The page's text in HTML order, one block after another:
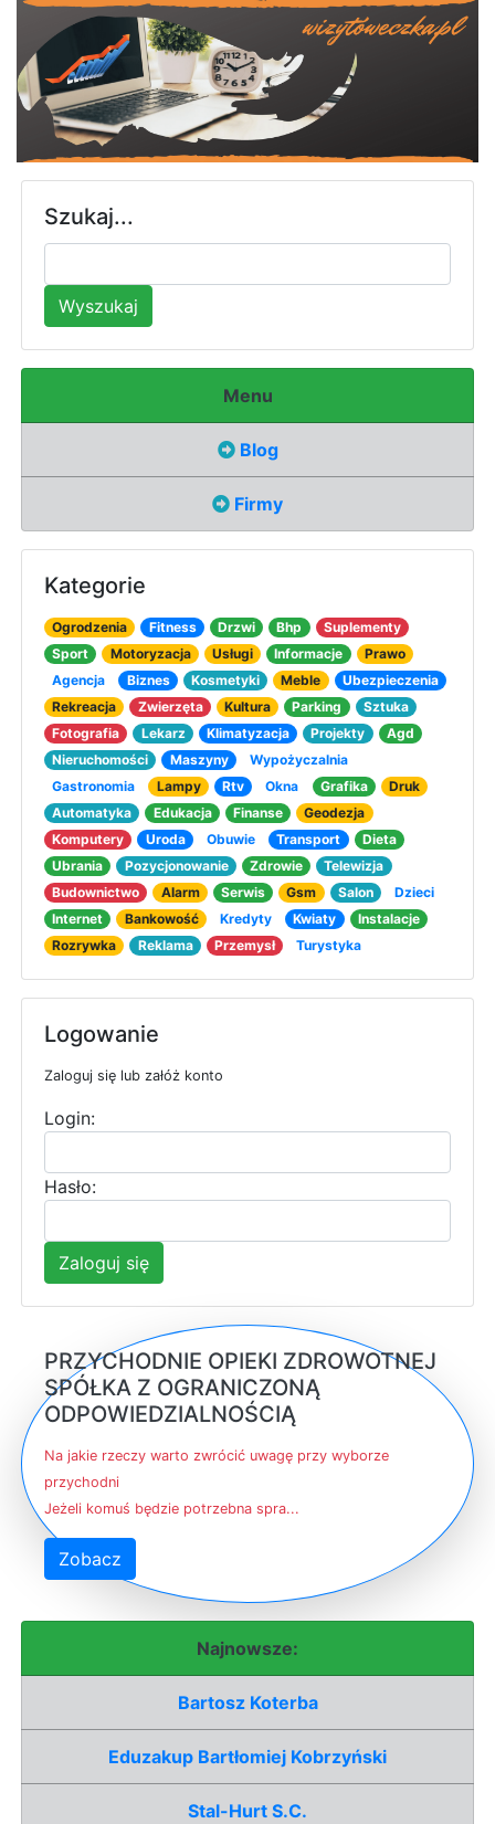
Szukaj...
Wyszukaj
Menu
Blog
Firmy
Kategorie
Ogrodzenia Fitness Drzwi Bhp
Suplementy
Sport
Motoryzacja Usługi Informacje
Prawo
Agencja
Biznes Kosmetyki Meble
Ubezpieczenia
Rekreacja
Zwierzęta Kultura Parking
Sztuka
Fotografia
Lekarz Klimatyzacja Projekty
Agd
Nieruchomości
Maszyny
Wypożyczalnia
Gastronomia
Lampy Rtv Okna Grafika
Druk
Automatyka
Edukacja Finanse
Geodezja
Komputery
Uroda Obuwie Transport
Dieta
Ubrania
Pozycjonowanie Zdrowie
Telewizja
Budownictwo
Alarm Serwis Gsm Salon
Dzieci
Internet
Bankowość Kredyty Kwiaty
Instalacje
Rozrywka
Reklama Przemysł Turystyka
Logowanie
Zaloguj się lub załóż konto
Login:
Hasło:
Zaloguj się
PRZYCHODNIE OPIEKI ZDROWOTNEJ
SPÓŁKA Z OGRANICZONĄ
ODPOWIEDZIALNOŚCIĄ
Na jakie rzeczy warto zwrócić uwagę przy wyborze
przychodni
Jeżeli komuś będzie potrzebna spra...
Zobacz
Najnowsze:
Bartosz Koterba
Eduzakup Bartłomiej Kobrzyński
Stal-Hurt S.C.